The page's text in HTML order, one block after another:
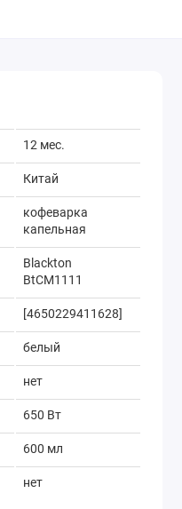
12 мес.
Китай
кофеварка
капельная
Blackton
BtCM1111
[4650229411628]
белый
нет
650 Вт
600 мл
нет